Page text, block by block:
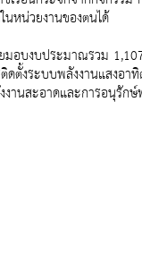
นหน่วยงานของตนได้
มอบงบประมาณรวม
ตั้งระบบพลังงานแสงอา
านสะอาดและการอนุรัก